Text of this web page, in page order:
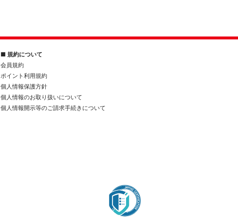
■ 規約について
会員規約
ポイント利用規約
個人情報保護方針
個人情報のお取り扱いについて
個人情報開示等のご請求手続きについて